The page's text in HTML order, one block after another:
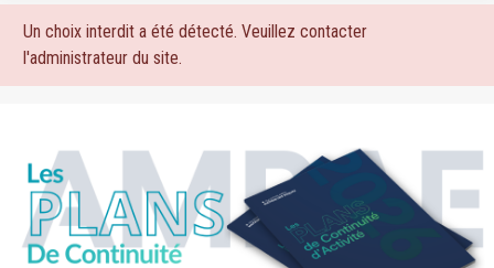
Message
d'erreur
Un choix interdit a été détecté. Veuillez contacter
l'administrateur du site.